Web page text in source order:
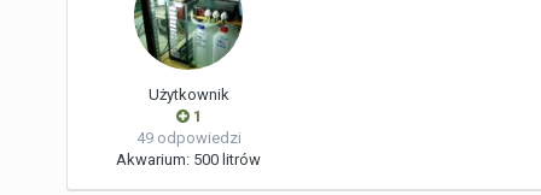
Użytkownik
1
49 odpowiedzi
Akwarium: 500 litrów